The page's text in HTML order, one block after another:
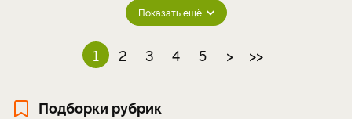
Показать ещё
1 2 3 4 5 > >>
Подборки рубрик